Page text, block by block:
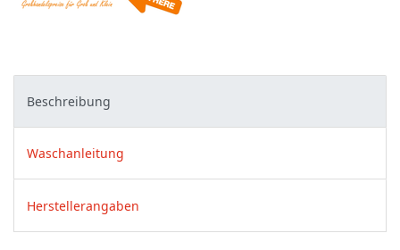
Beschreibung
Waschanleitung
Herstellerangaben